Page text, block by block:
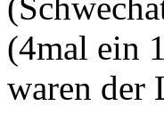
(4mal ein
waren der